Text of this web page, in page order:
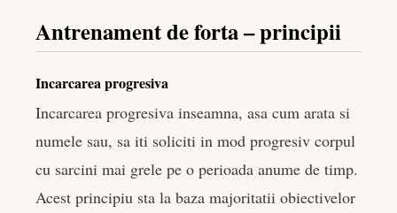
Antrenament de forta – principii
Incarcarea progresiva
Incarcarea progresiva inseamna, asa cum arata si
numele sau, sa iti soliciti in mod progresiv corpul
cu sarcini mai grele pe o perioada anume de timp.
Acest principiu sta la baza majoritatii obiectivelor